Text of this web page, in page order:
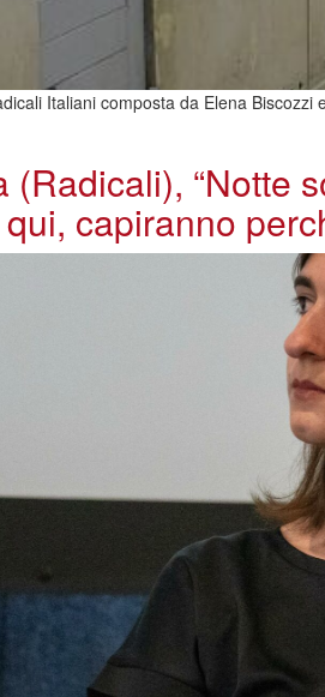
Italiani composta da Elena
(Radicali), “Notte
capiranno